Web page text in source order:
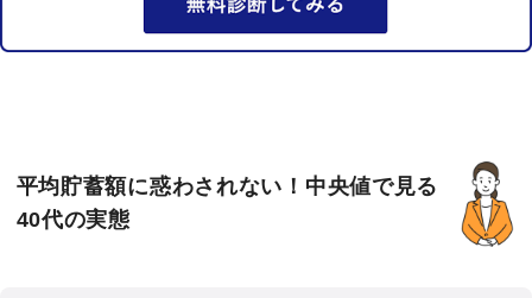
平均貯蓄額に惑わされない！中央値で見る
40代の実態